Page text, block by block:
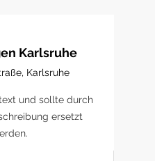
Karlsruhe
Karlsruhe
und sollte durch
ersetzt